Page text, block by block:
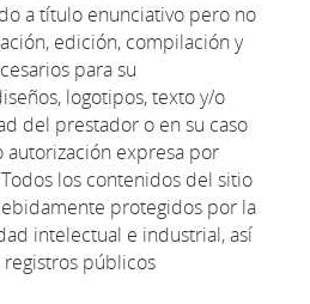
a título enunciativo pero no
edición, compilación y
para su
logotipos, texto y/o
del prestador o en su caso
expresa por
los contenidos del sitio
protegidos por la
intelectual e industrial, así
públicos